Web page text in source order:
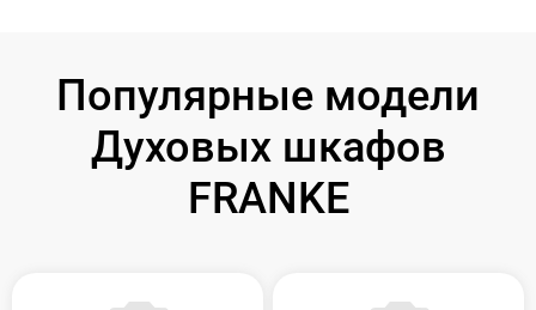
Популярные модели
Духовых шкафов
FRANKE